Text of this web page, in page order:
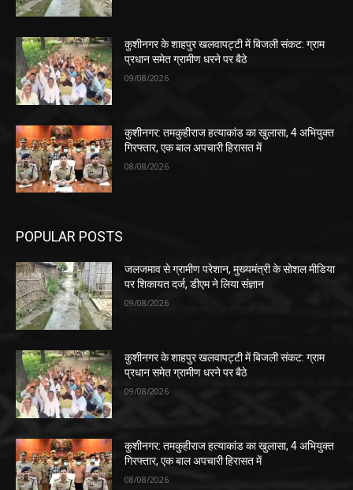
कुशीनगर के शाहपुर खलवापट्टी में बिजली संकट: ग्राम
प्रधान समेत ग्रामीण धरने पर बैठे
09/08/2026
कुशीनगर: तमकुहीराज हत्याकांड का खुलासा, 4 अभियुक्त
गिरफ्तार, एक बाल अपचारी हिरासत में
08/08/2026
POPULAR POSTS
जलजमाव से ग्रामीण परेशान, मुख्यमंत्री के सोशल मीडिया
पर शिकायत दर्ज, डीएम ने लिया संज्ञान
09/08/2026
कुशीनगर के शाहपुर खलवापट्टी में बिजली संकट: ग्राम
प्रधान समेत ग्रामीण धरने पर बैठे
09/08/2026
कुशीनगर: तमकुहीराज हत्याकांड का खुलासा, 4 अभियुक्त
गिरफ्तार, एक बाल अपचारी हिरासत में
08/08/2026